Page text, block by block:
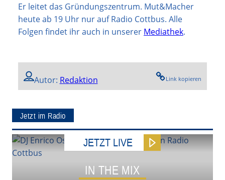
Er leitet das Gründungszentrum. Mut&Macher
heute ab 19 Uhr nur auf Radio Cottbus. Alle
Folgen findet ihr auch in unserer Mediathek.
Autor: Redaktion Link kopieren
Jetzt im Radio
JETZT LIVE
IN THE MIX